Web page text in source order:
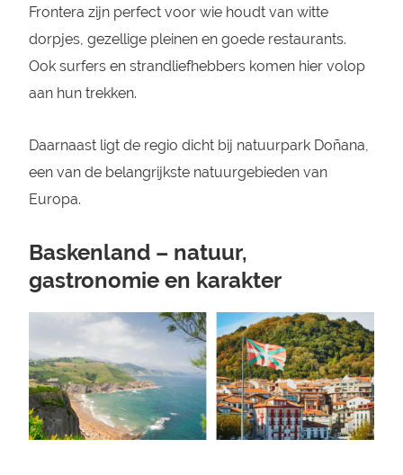
Frontera zijn perfect voor wie houdt van witte
dorpjes, gezellige pleinen en goede restaurants.
Ook surfers en strandliefhebbers komen hier volop
aan hun trekken.
Daarnaast ligt de regio dicht bij natuurpark Doñana,
een van de belangrijkste natuurgebieden van
Europa.
Baskenland – natuur,
gastronomie en karakter